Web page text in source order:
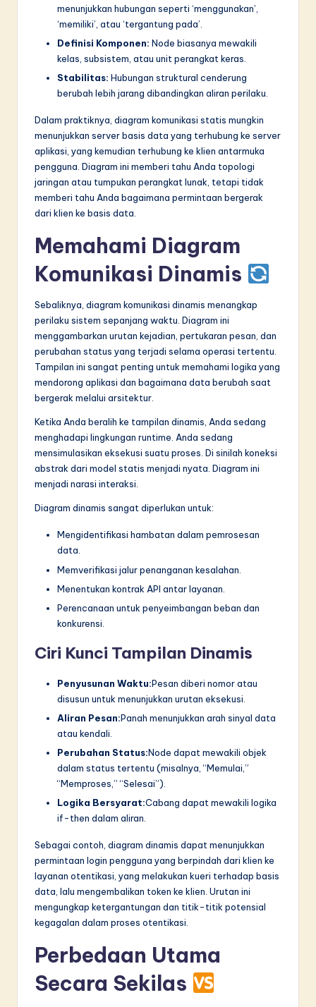
menunjukkan hubungan seperti ‘menggunakan’,
‘memiliki’, atau ‘tergantung pada’.
Definisi Komponen: Node biasanya mewakili
kelas, subsistem, atau unit perangkat keras.
Stabilitas: Hubungan struktural cenderung
berubah lebih jarang dibandingkan aliran perilaku.
Dalam praktiknya, diagram komunikasi statis mungkin
menunjukkan server basis data yang terhubung ke server
aplikasi, yang kemudian terhubung ke klien antarmuka
pengguna. Diagram ini memberi tahu Anda topologi
jaringan atau tumpukan perangkat lunak, tetapi tidak
memberi tahu Anda bagaimana permintaan bergerak
dari klien ke basis data.
Memahami Diagram
Komunikasi Dinamis
Sebaliknya, diagram komunikasi dinamis menangkap
perilaku sistem sepanjang waktu. Diagram ini
menggambarkan urutan kejadian, pertukaran pesan, dan
perubahan status yang terjadi selama operasi tertentu.
Tampilan ini sangat penting untuk memahami logika yang
mendorong aplikasi dan bagaimana data berubah saat
bergerak melalui arsitektur.
Ketika Anda beralih ke tampilan dinamis, Anda sedang
menghadapi lingkungan runtime. Anda sedang
mensimulasikan eksekusi suatu proses. Di sinilah koneksi
abstrak dari model statis menjadi nyata. Diagram ini
menjadi narasi interaksi.
Diagram dinamis sangat diperlukan untuk:
Mengidentifikasi hambatan dalam pemrosesan
data.
Memverifikasi jalur penanganan kesalahan.
Menentukan kontrak API antar layanan.
Perencanaan untuk penyeimbangan beban dan
konkurensi.
Ciri Kunci Tampilan Dinamis
Penyusunan Waktu:Pesan diberi nomor atau
disusun untuk menunjukkan urutan eksekusi.
Aliran Pesan:Panah menunjukkan arah sinyal data
atau kendali.
Perubahan Status:Node dapat mewakili objek
dalam status tertentu (misalnya, “Memulai,”
“Memproses,” “Selesai”).
Logika Bersyarat:Cabang dapat mewakili logika
if-then dalam aliran.
Sebagai contoh, diagram dinamis dapat menunjukkan
permintaan login pengguna yang berpindah dari klien ke
layanan otentikasi, yang melakukan kueri terhadap basis
data, lalu mengembalikan token ke klien. Urutan ini
mengungkap ketergantungan dan titik-titik potensial
kegagalan dalam proses otentikasi.
Perbedaan Utama
Secara Sekilas